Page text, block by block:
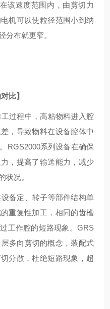
该速度范围内，由剪切力
机可以使粒径范围小到纳
分布就更窄。
比】
过程中，高粘物料进入腔
，导致物料在设备腔体中
RGS2000系列设备在确保
，提高了输送能力，减少
状况。
备定、转子等部件结构单
重复性加工，相同的齿槽
工作腔的短路现象。 GRS
多向剪切的概念，装配式
分散，杜绝短路现象，超